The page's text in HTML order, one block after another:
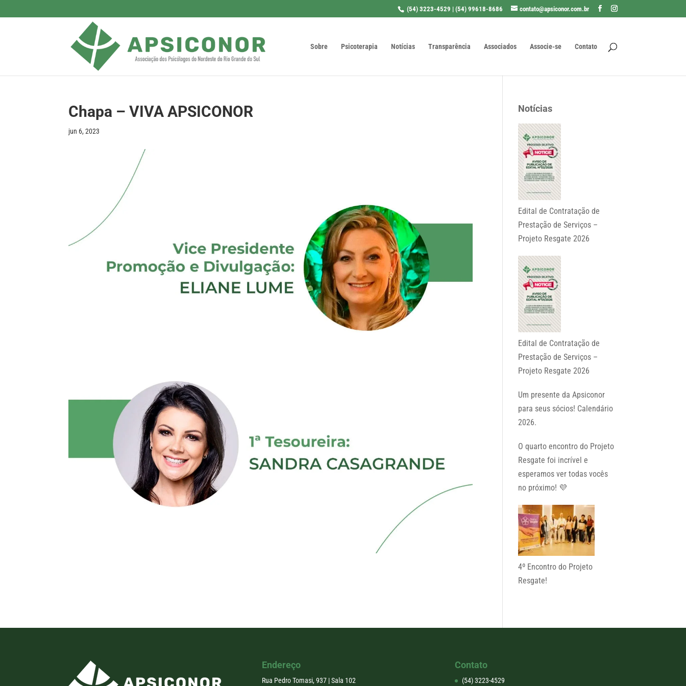
(54) 3223-4529 | (54) 99618-8686 contato@apsiconor.com.br
Sobre Psicoterapia Notícias Transparência Associados Associe-se Contato
Chapa – VIVA APSICONOR
jun 6, 2023
Notícias
Edital de Contratação de
Prestação de Serviços –
Projeto Resgate 2026
Edital de Contratação de
Prestação de Serviços –
Projeto Resgate 2026
Um presente da Apsiconor
para seus sócios! Calendário
2026.
O quarto encontro do Projeto
Resgate foi incrível e
esperamos ver todas vocês
no próximo! 💜
4º Encontro do Projeto
Resgate!
Endereço
Rua Pedro Tomasi, 937 | Sala 102
Contato
(54) 3223-4529